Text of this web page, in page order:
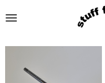
direct
de